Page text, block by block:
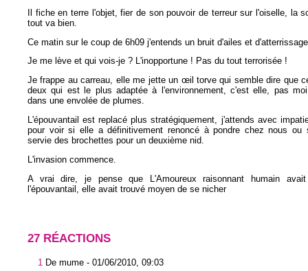
Il fiche en terre l'objet, fier de son pouvoir de terreur sur l'oiselle, la
tout va bien.
Ce matin sur le coup de 6h09 j'entends un bruit d'ailes et
Je me lève et qui vois-je ? L'inopportune ! Pas du tout terrorisée !
Je frappe au carreau, elle me jette un œil torve qui semble dire que
deux qui est le plus adaptée à l'environnement, c'est elle, pas
dans une envolée de plumes.
L'épouvantail est replacé plus stratégiquement, j'attends avec
pour voir si elle a définitivement renoncé à pondre chez nous ou
servie des brochettes pour un deuxième nid.
L'invasion commence.
A vrai dire, je pense que L'Amoureux raisonnant humain
l'épouvantail, elle avait trouvé moyen de se nicher
27 RÉACTIONS
1 De mume - 01/06/2010, 09:03